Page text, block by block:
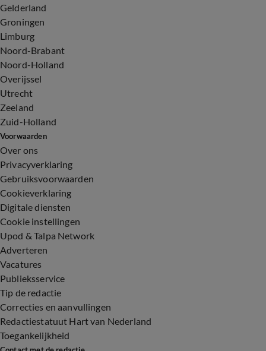
Gelderland
Groningen
Limburg
Noord-Brabant
Noord-Holland
Overijssel
Utrecht
Zeeland
Zuid-Holland
Voorwaarden
Over ons
Privacyverklaring
Gebruiksvoorwaarden
Cookieverklaring
Digitale diensten
Cookie instellingen
Upod & Talpa Network
Adverteren
Vacatures
Publieksservice
Tip de redactie
Correcties en aanvullingen
Redactiestatuut Hart van Nederland
Toegankelijkheid